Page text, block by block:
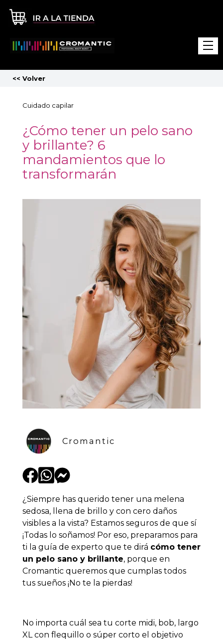
<< Volver
Cuidado capilar
¿Cómo tener un pelo sano
y brillante? 6
mandamientos que lo
transformarán
Cromantic
¿Siempre has querido tener una melena
sedosa, llena de brillo y con cero daños
visibles a la vista? Estamos seguros de que sí
¡Todas lo soñamos! Por eso, preparamos para
ti la guía de experto que te dirá cómo tener
un pelo sano y brillante, porque en
Cromantic queremos que cumplas todos
tus sueños ¡No te la pierdas!
No importa cuál sea tu corte midi, bob, largo
XL con flequillo o súper corto el objetivo